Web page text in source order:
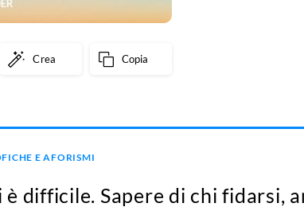
Crea Copia
E AFORISMI
è difficile. Sapere di chi fidarsi,